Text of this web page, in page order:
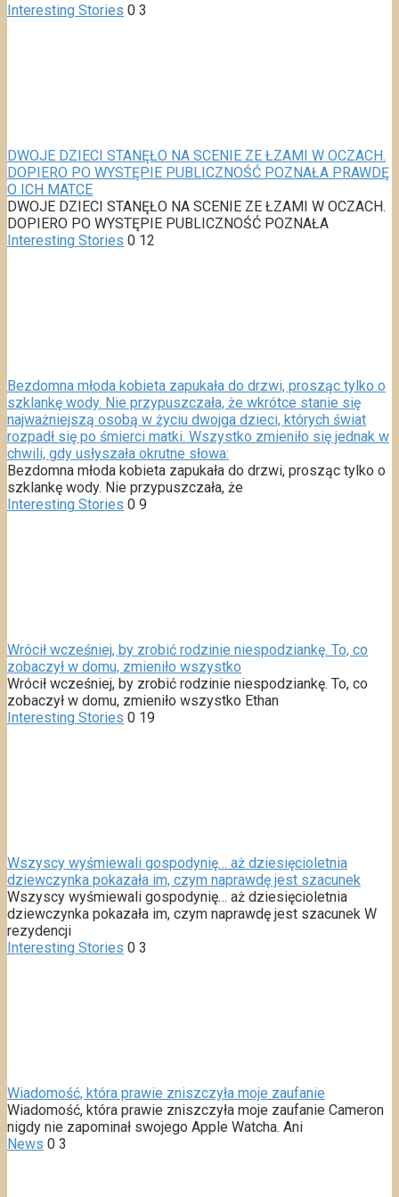
Interesting Stories 0 3
DWOJE DZIECI STANĘŁO NA SCENIE ZE ŁZAMI W OCZACH.
DOPIERO PO WYSTĘPIE PUBLICZNOŚĆ POZNAŁA PRAWDĘ
O ICH MATCE
DWOJE DZIECI STANĘŁO NA SCENIE ZE ŁZAMI W OCZACH.
DOPIERO PO WYSTĘPIE PUBLICZNOŚĆ POZNAŁA
Interesting Stories 0 12
Bezdomna młoda kobieta zapukała do drzwi, prosząc tylko o
szklankę wody. Nie przypuszczała, że wkrótce stanie się
najważniejszą osobą w życiu dwojga dzieci, których świat
rozpadł się po śmierci matki. Wszystko zmieniło się jednak w
chwili, gdy usłyszała okrutne słowa:
Bezdomna młoda kobieta zapukała do drzwi, prosząc tylko o
szklankę wody. Nie przypuszczała, że
Interesting Stories 0 9
Wrócił wcześniej, by zrobić rodzinie niespodziankę. To, co
zobaczył w domu, zmieniło wszystko
Wrócił wcześniej, by zrobić rodzinie niespodziankę. To, co
zobaczył w domu, zmieniło wszystko Ethan
Interesting Stories 0 19
Wszyscy wyśmiewali gospodynię… aż dziesięcioletnia
dziewczynka pokazała im, czym naprawdę jest szacunek
Wszyscy wyśmiewali gospodynię… aż dziesięcioletnia
dziewczynka pokazała im, czym naprawdę jest szacunek W
rezydencji
Interesting Stories 0 3
Wiadomość, która prawie zniszczyła moje zaufanie
Wiadomość, która prawie zniszczyła moje zaufanie Cameron
nigdy nie zapominał swojego Apple Watcha. Ani
News 0 3